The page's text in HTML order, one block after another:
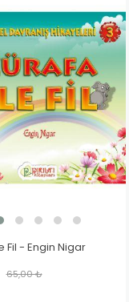
Fil - Engin Nigar
65,00 ₺